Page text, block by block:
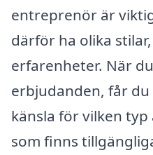
entreprenör är
därför ha olika
erfarenheter. När
erbjudanden, får
känsla för vilken
som finns